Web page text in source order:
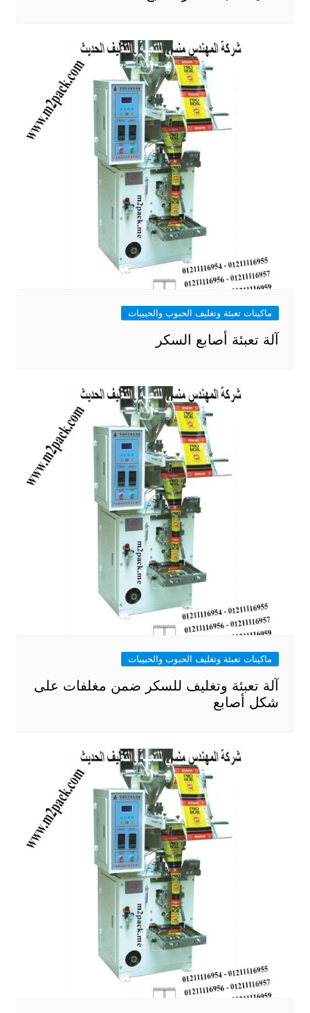
ماكينات تعبئة وتغليف الحبوب والحبيبات
آلة تعبئة أصابع السكر
ماكينات تعبئة وتغليف الحبوب والحبيبات
آلة تعبئة وتغليف للسكر ضمن مغلفات على
شكل أصابع